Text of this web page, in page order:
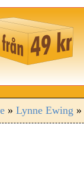
» Lynne Ewing »